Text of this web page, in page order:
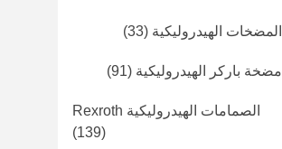
المضخات الهيدروليكية (33)
مضخة باركر الهيدروليكية (91)
الصمامات الهيدروليكية Rexroth
(139)